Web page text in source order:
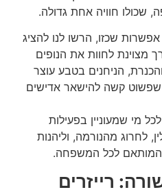
שכולו חוויה אחת גדולה.
שכזו, הרשו לנו להציג
מצוינת לחוות את הנופים
הניחנים בטבע עוצר
שפשוט קשה להישאר אדישים
מי שמעוניין בפעילות
לחרוג מהנורמה, וליהנות
המותאם לכל המשפחה.
רייזרים